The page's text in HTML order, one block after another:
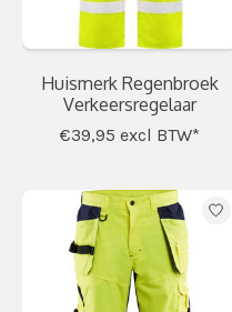
Huismerk Regenbroek
Verkeersregelaar
€39,95 excl BTW*